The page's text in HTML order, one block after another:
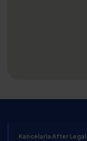
Kancelaria After Legal